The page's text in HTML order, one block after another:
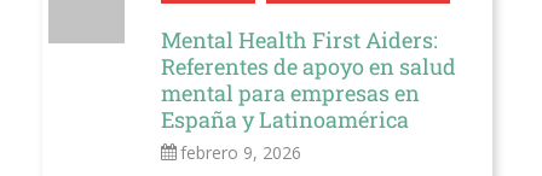
Mental Health First Aiders:
Referentes de apoyo en salud
mental para empresas en
España y Latinoamérica
febrero 9, 2026